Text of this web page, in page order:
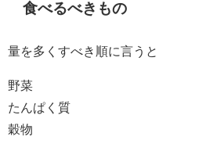
食べるべきもの
量を多くすべき順に言うと
野菜
たんぱく質
穀物